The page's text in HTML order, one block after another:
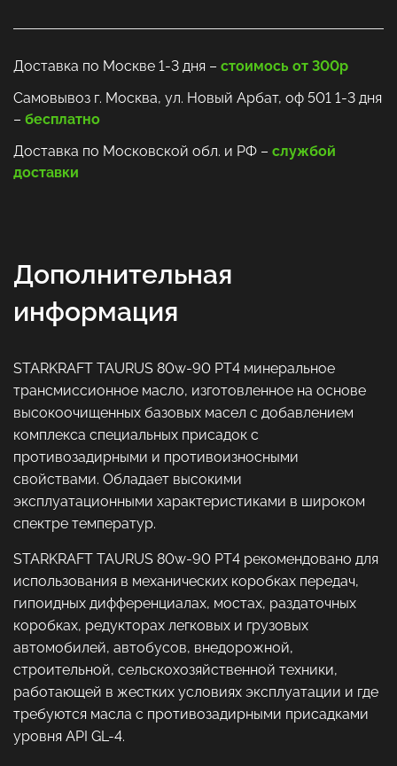
Доставка по Москве 1-3 дня – стоимось от 300р
Самовывоз г. Москва, ул. Новый Арбат, оф 501 1-3 дня
– бесплатно
Доставка по Московской обл. и РФ – службой
доставки
Дополнительная
информация
STARKRAFT TAURUS 80w-90 PT4 минеральное
трансмиссионное масло, изготовленное на основе
высокоочищенных базовых масел с добавлением
комплекса специальных присадок с
противозадирными и противоизносными
свойствами. Обладает высокими
эксплуатационными характеристиками в широком
спектре температур.
STARKRAFT TAURUS 80w-90 PT4 рекомендовано для
использования в механических коробках передач,
гипоидных дифференциалах, мостах, раздаточных
коробках, редукторах легковых и грузовых
автомобилей, автобусов, внедорожной,
строительной, сельскохозяйственной техники,
работающей в жестких условиях эксплуатации и где
требуются масла с противозадирными присадками
уровня API GL-4.